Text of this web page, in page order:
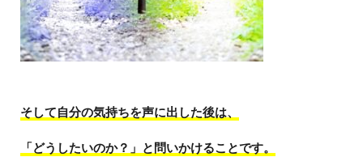
そして自分の気持ちを声に出した後は、
「どうしたいのか？」と問いかけることです。